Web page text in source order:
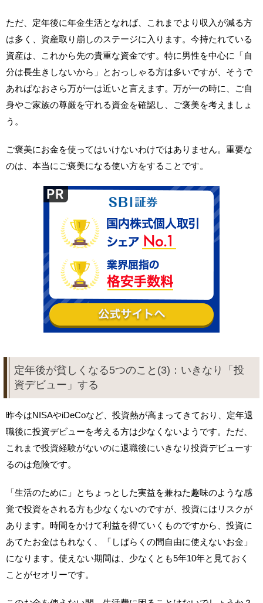
ただ、定年後に年金生活となれば、これまでより収入が減る方
は多く、資産取り崩しのステージに入ります。今持たれている
資産は、これから先の貴重な資金です。特に男性を中心に「自
分は長生きしないから」とおっしゃる方は多いですが、そうで
あればなおさら万が一は近いと言えます。万が一の時に、ご自
身やご家族の尊厳を守れる資金を確認し、ご褒美を考えましょ
う。
ご褒美にお金を使ってはいけないわけではありません。重要な
のは、本当にご褒美になる使い方をすることです。
定年後が貧しくなる5つのこと(3)：いきなり「投
資デビュー」する
昨今はNISAやiDeCoなど、投資熱が高まってきており、定年退
職後に投資デビューを考える方は少なくないようです。ただ、
これまで投資経験がないのに退職後にいきなり投資デビューす
るのは危険です。
「生活のために」とちょっとした実益を兼ねた趣味のような感
覚で投資をされる方も少なくないのですが、投資にはリスクが
あります。時間をかけて利益を得ていくものですから、投資に
あてたお金はもれなく、「しばらくの間自由に使えないお金」
になります。使えない期間は、少なくとも5年10年と見ておく
ことがセオリーです。